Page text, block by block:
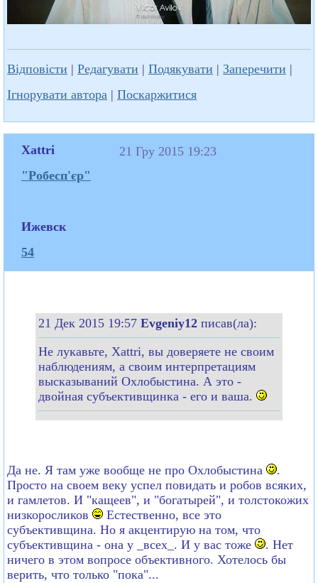
Відповісти | Редагувати | Подякувати | Заперечити |
Ігнорувати автора | Поскаржитися
Xattri
"Робесп'єр"
Ижевск
54
21 Гру 2015 19:23
21 Дек 2015 19:57 Evgeniy12 писав(ла):
Не лукавьте, Xattri, вы доверяете не своим
наблюдениям, а своим интерпретациям
высказываний Охлобыстина. А это -
двойная субъективщинка - его и ваша.
Да не. Я там уже вообще не про Охлобыстина
.
Просто на своем веку успел повидать и робов всяких,
и гамлетов. И "кащеев", и "богатырей", и толстокожих
низкоросликов
Естественно, все это
субъективщина. Но я акцентирую на том, что
субъективщина - она у _всех_. И у вас тоже
. Нет
ничего в этом вопросе объективного. Хотелось бы
верить, что только "пока"...